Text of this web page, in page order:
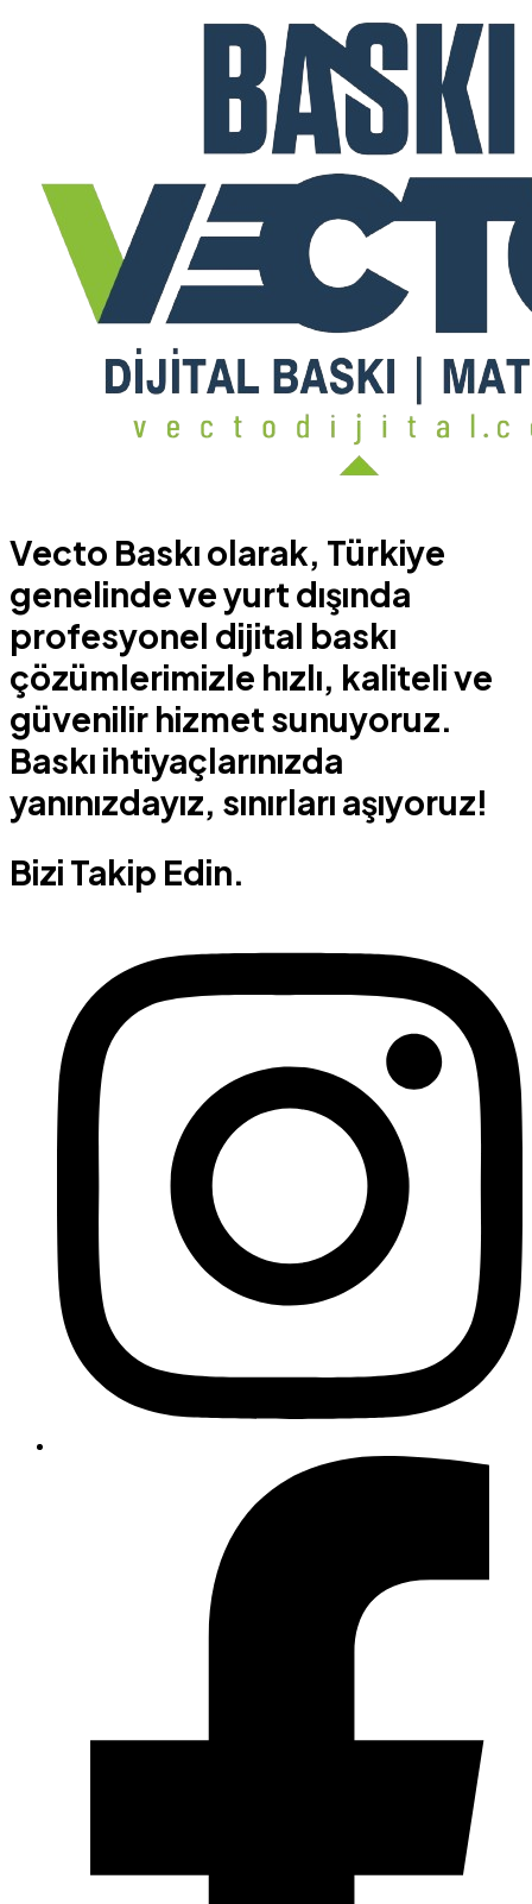
Vecto Baskı olarak, Türkiye
genelinde ve yurt dışında
profesyonel dijital baskı
çözümlerimizle hızlı, kaliteli ve
güvenilir hizmet sunuyoruz.
Baskı ihtiyaçlarınızda
yanınızdayız, sınırları aşıyoruz!
Bizi Takip Edin.